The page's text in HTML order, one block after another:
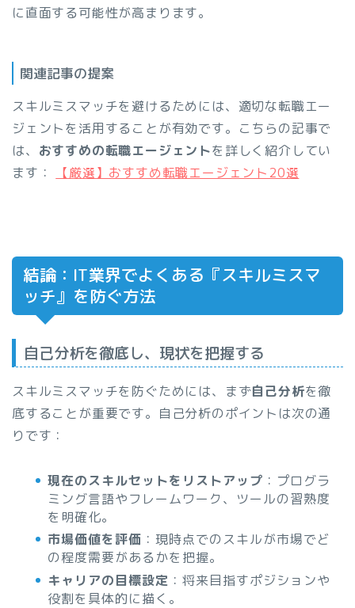
に直面する可能性が高まります。
関連記事の提案
スキルミスマッチを避けるためには、適切な転職エー
ジェントを活用することが有効です。こちらの記事で
は、 おすすめの転職エージェントを詳しく紹介してい
ます：
【厳選】おすすめ転職エージェント20選
結論：IT業界でよくある『スキルミスマ
ッチ』を防ぐ方法
自己分析を徹底し、現状を把握する
スキルミスマッチを防ぐためには、まず自己分析を徹
底することが重要です。自己分析のポイントは次の通
りです：
現在のスキルセットをリストアップ ：プログラ
ミング言語やフレームワーク、ツールの習熟度
を明確化。
市場価値を評価 ：現時点でのスキルが市場でど
の程度需要があるかを把握。
キャリアの目標設定 ：将来目指すポジションや
役割を具体的に描く。